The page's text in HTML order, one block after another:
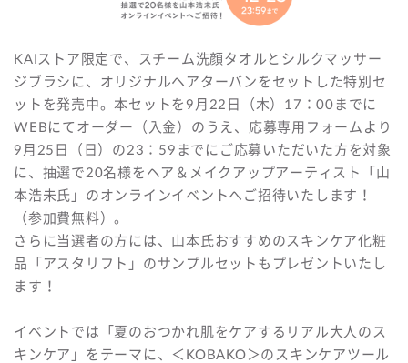
KAIストア限定で、スチーム洗顔タオルとシルクマッサー
ジブラシに、オリジナルヘアターバンをセットした特別セ
ットを発売中。本セットを9月22日（木）17：00までに
WEBにてオーダー（入金）のうえ、応募専用フォームより
9月25日（日）の23：59までにご応募いただいた方を対象
に、抽選で20名様をヘア＆メイクアップアーティスト「山
本浩未氏」のオンラインイベントへご招待いたします！
（参加費無料）。
さらに当選者の方には、山本氏おすすめのスキンケア化粧
品「アスタリフト」のサンプルセットもプレゼントいたし
ます！
イベントでは「夏のおつかれ肌をケアするリアル大人のス
キンケア」をテーマに、＜KOBAKO＞のスキンケアツール